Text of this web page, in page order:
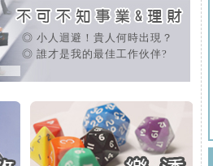
◎ 小人迴避！貴人何時出現？
◎ 誰才是我的最佳工作伙伴?